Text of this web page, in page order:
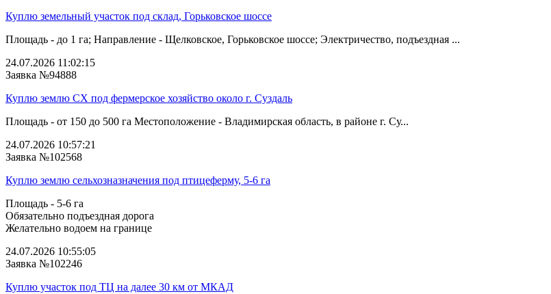
Куплю земельный участок под склад, Горьковское шоссе
Площадь - до 1 га; Направление - Щелковское, Горьковское шоссе; Электричество, подъездная ...
24.07.2026 11:02:15
Заявка №94888
Куплю землю СХ под фермерское хозяйство около г. Суздаль
Площадь - от 150 до 500 га Местоположение - Владимирская область, в районе г. Су...
24.07.2026 10:57:21
Заявка №102568
Куплю землю сельхозназначения под птицеферму, 5-6 га
Площадь - 5-6 га
Обязательно подъездная дорога
Желательно водоем на границе
24.07.2026 10:55:05
Заявка №102246
Куплю участок под ТЦ на далее 30 км от МКАД